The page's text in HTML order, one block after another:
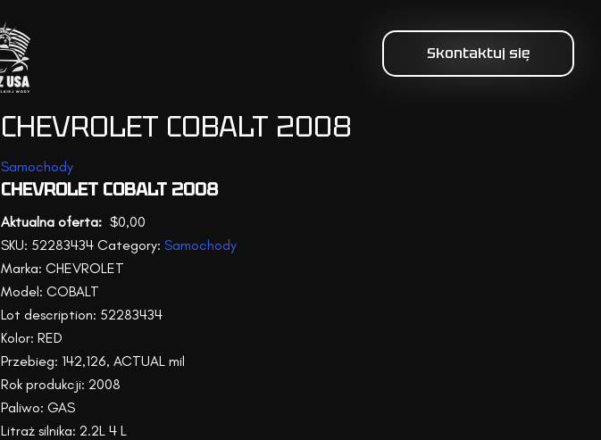
Skontaktuj się
CHEVROLET COBALT 2008
Samochody
CHEVROLET COBALT 2008
$0,00
SKU: 52283434 Category: Samochody
Marka: CHEVROLET
Model: COBALT
Lot description: 52283434
Kolor: RED
Przebieg: 142,126, ACTUAL mil
Rok produkcji: 2008
Paliwo: GAS
Litraż silnika: 2.2L 4 L